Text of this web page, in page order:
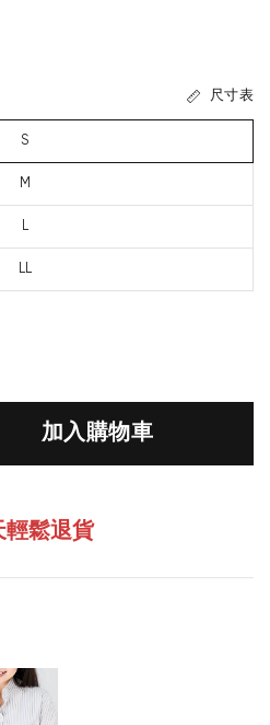
尺寸表
S
M
L
LL
加入購物車
輕鬆退貨